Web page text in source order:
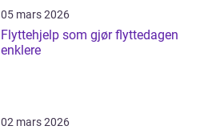
05 mars 2026
Flyttehjelp som gjør flyttedagen
enklere
02 mars 2026